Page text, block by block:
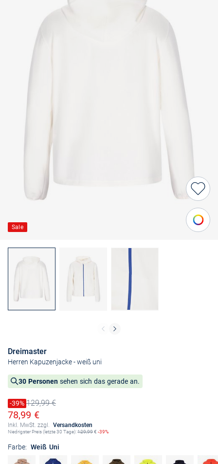
Sale
Dreimaster
Herren Kapuzenjacke- weiß uni
30 Personen sehen sich das gerade an.
Preis reduziert um
-39%
Alter Preis129,99 €
Ermäßigter Preis
78,99 €
Inkl. MwSt. zzgl. Versandkosten
Niedrigster Preis (letzte 30 Tage):129,99€ -39%
Farbe: Weiß Uni